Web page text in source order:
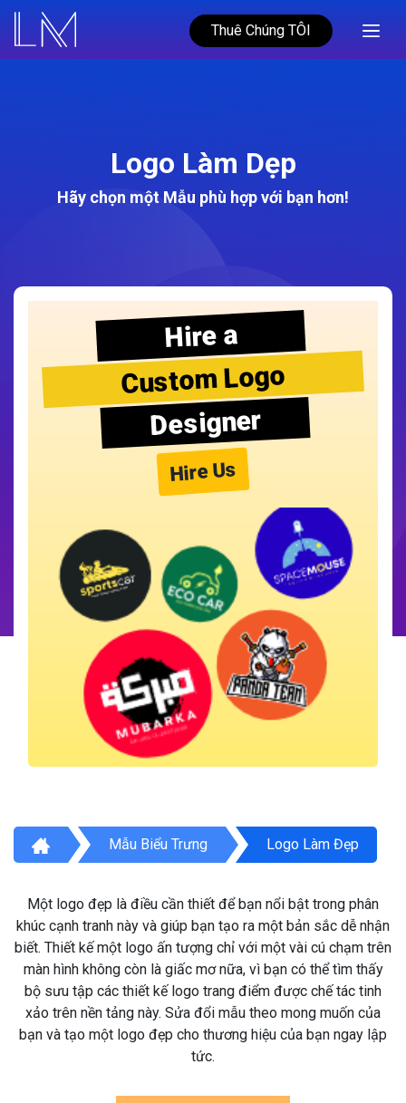
Thuê Chúng TÔI
Logo Làm Dẹp
Hãy chọn một Mẫu phù hợp với bạn hơn!
Hire a
Custom Logo
Designer
Hire Us
Mẫu Biểu Trưng Logo Làm Đẹp
Một logo đẹp là điều cần thiết để bạn nổi bật trong phân
khúc cạnh tranh này và giúp bạn tạo ra một bản sắc dễ nhận
biết. Thiết kế một logo ấn tượng chỉ với một vài cú chạm trên
màn hình không còn là giấc mơ nữa, vì bạn có thể tìm thấy
bộ sưu tập các thiết kế logo trang điểm được chế tác tinh
xảo trên nền tảng này. Sửa đổi mẫu theo mong muốn của
bạn và tạo một logo đẹp cho thương hiệu của bạn ngay lập
tức.